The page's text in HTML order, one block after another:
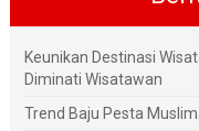
Keunikan Destinasi
Diminati Wisatawan
Trend Baju Pesta